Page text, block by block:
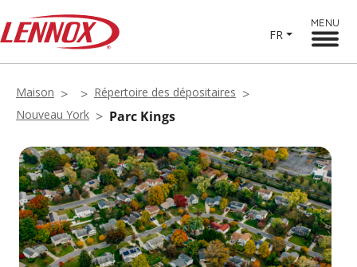
FR
MENU
Maison
Répertoire des dépositaires
Nouveau York
Parc Kings